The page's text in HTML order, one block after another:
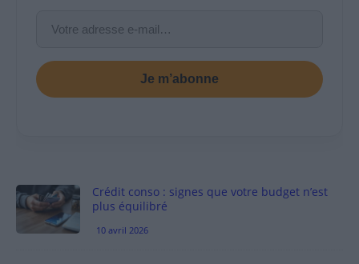
Je m’abonne
Crédit conso : signes que votre budget n’est
plus équilibré
10 avril 2026